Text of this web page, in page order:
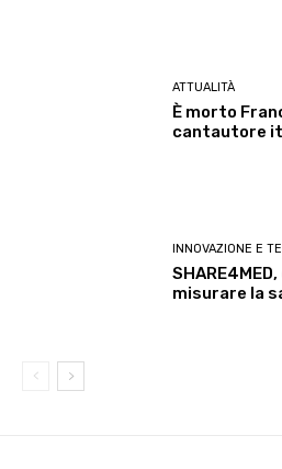
ATTUALITÀ
È morto
cantautore
INNOVAZIONE E
misurare la